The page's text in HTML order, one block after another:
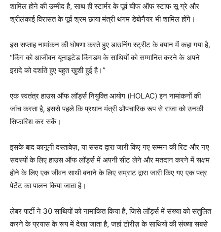
शामिल होने की उम्मीद है, साथ ही स्टार्मर के पूर्व चीफ ऑफ स्टाफ सू ग्रे और
श्रीलंकाई विरासत के पूर्व श्रम छाया मंत्री थंगम डेबोनैयर भी शामिल होंगे।
इस सप्ताह नामांकन की घोषणा करते हुए डाउनिंग स्ट्रीट के बयान में कहा गया है,
“किंग को आजीवन यूनाइटेड किंगडम के साथियों को सम्मानित करने के अपने
इरादे को दर्शाते हुए बहुत खुशी हुई है।”
एक स्वतंत्र हाउस ऑफ लॉर्ड्स नियुक्ति आयोग (HOLAC) इन नामांकनों की
जांच करता है, इससे पहले कि प्रधान मंत्री औपचारिक रूप से राजा को उनकी
सिफारिश कर सकें।
इसके बाद कानूनी दस्तावेज़, या संसद द्वारा जारी किए गए सम्मन की रिट और नए
सदस्यों के लिए हाउस ऑफ लॉर्ड्स में अपनी सीट लेने और मतदान करने में सक्षम
होने के लिए एक जीवन साथी बनाने के लिए सम्राट द्वारा जारी किए गए एक पत्र
पेटेंट का पालन किया जाता है।
लेबर पार्टी ने 30 साथियों को नामांकित किया है, जिसे लॉर्ड्स में संख्या को संतुलित
करने के प्रयास के रूप में देखा जाता है, जहां टोरीज़ के साथियों की संख्या सबसे